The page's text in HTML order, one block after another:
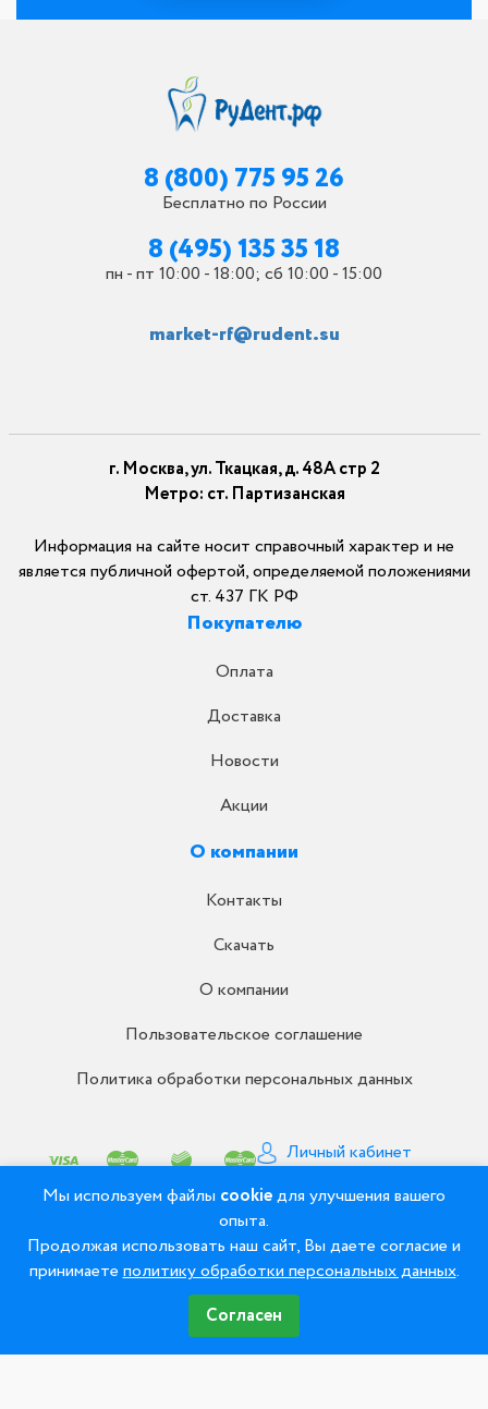
Мы используем файлы cookieдля улучшения вашего
опыта.
Продолжая использовать наш сайт, Вы даете согласие и
принимаетеполитику обработки персональных данных.
Согласен
8 (800) 775 95 26
Бесплатно по России
8 (495) 135 35 18
пн - пт 10:00 - 18:00; сб 10:00 - 15:00
market-rf@rudent.su
г. Москва, ул. Ткацкая, д. 48А стр 2
Метро: ст. Партизанская
Информация на сайте носит справочный характер и не
является публичной офертой, определяемой положениями
ст. 437 ГК РФ
Покупателю
Оплата
Доставка
Новости
Акции
О компании
Контакты
Скачать
О компании
Пользовательское соглашение
Политика обработки персональных данных
Личный кабинет
© 2008 - 2026 ООО «Рудент» - Зуботехнические
материалы и оборудование